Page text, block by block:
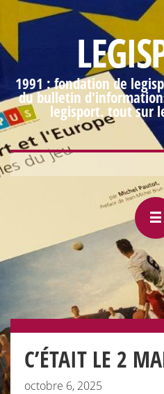
1991 : fondation de
du bulletin
legisport. tout sur
C’ÉTAIT LE 2
octobre 6, 2025